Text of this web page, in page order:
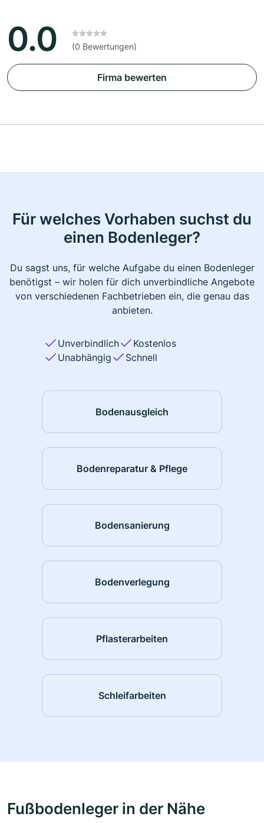
0.0 (0 Bewertungen)
Firma bewerten
Für welches Vorhaben suchst du
einen Bodenleger?
Du sagst uns, für welche Aufgabe du einen Bodenleger
benötigst – wir holen für dich unverbindliche Angebote
von verschiedenen Fachbetrieben ein, die genau das
anbieten.
Unverbindlich
Kostenlos
Unabhängig
Schnell
Bodenausgleich
Bodenreparatur & Pflege
Bodensanierung
Bodenverlegung
Pflasterarbeiten
Schleifarbeiten
Fußbodenleger in der Nähe